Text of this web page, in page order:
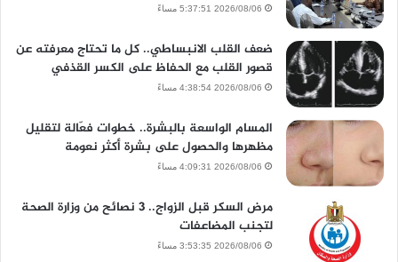
2026/08/06 5:37:51 مساءً
ضعف القلب الانبساطي.. كل ما تحتاج معرفته عن
قصور القلب مع الحفاظ على الكسر القذفي
2026/08/06 4:38:54 مساءً
المسام الواسعة بالبشرة.. خطوات فعّالة لتقليل
مظهرها والحصول على بشرة أكثر نعومة
2026/08/06 4:09:31 مساءً
مرض السكر قبل الزواج.. 3 نصائح من وزارة الصحة
لتجنب المضاعفات
2026/08/06 3:53:35 مساءً